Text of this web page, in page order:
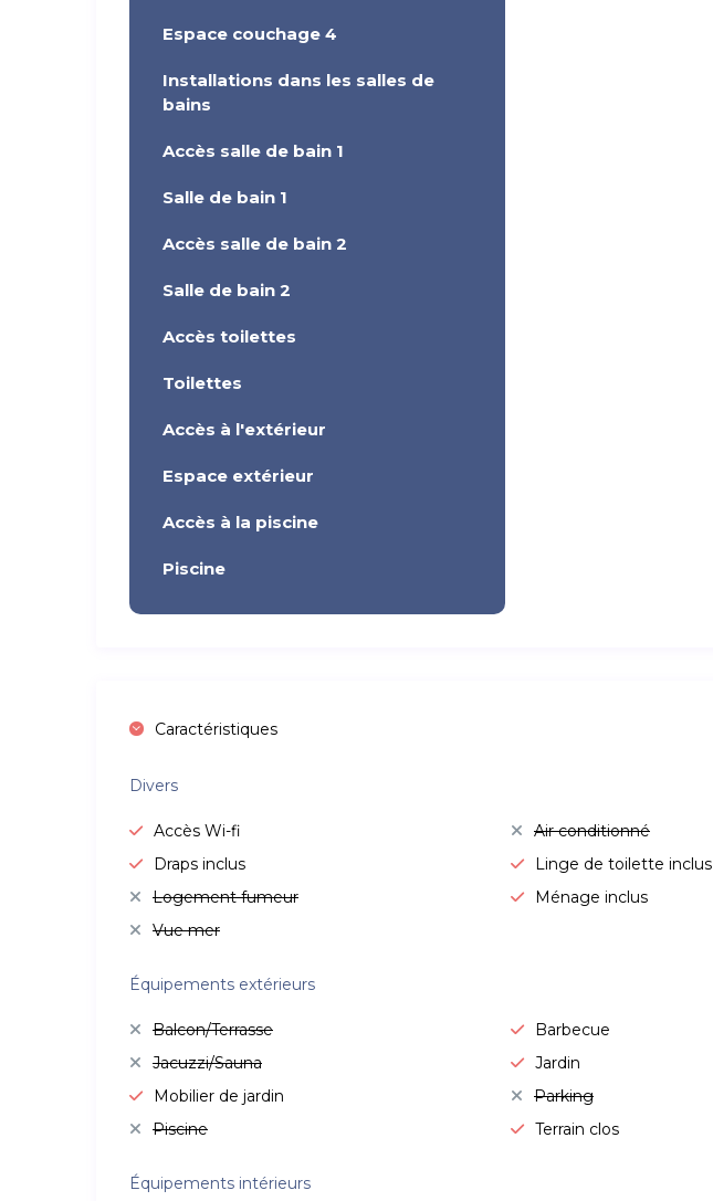
Espace couchage 4
Installations dans les salles de
bains
Accès salle de bain 1
Salle de bain 1
Accès salle de bain 2
Salle de bain 2
Accès toilettes
Toilettes
Accès à l'extérieur
Espace extérieur
Accès à la piscine
Piscine
Caractéristiques
Divers
Accès Wi-fi
Air conditionné
Draps inclus
Linge de toilette inclus
Logement fumeur
Ménage inclus
Vue mer
Équipements extérieurs
Balcon/Terrasse
Barbecue
Jacuzzi/Sauna
Jardin
Mobilier de jardin
Parking
Piscine
Terrain clos
Équipements intérieurs